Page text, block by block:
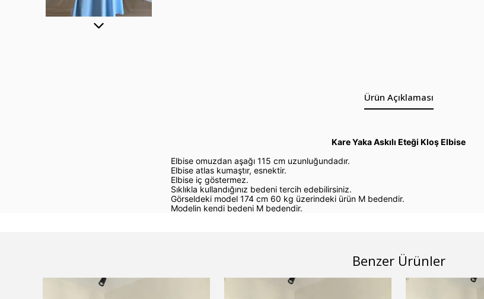
Ürün Açıklaması
Kare Yaka Askılı Eteği Kloş Elbise
Elbise omuzdan aşağı 115 cm uzunluğundadır.
Elbise atlas kumaştır, esnektir.
Elbise iç göstermez.
Sıklıkla kullandığınız bedeni tercih edebilirsiniz.
Görseldeki model 174 cm 60 kg üzerindeki ürün M bedendir.
Modelin kendi bedeni M bedendir.
Benzer Ürünler